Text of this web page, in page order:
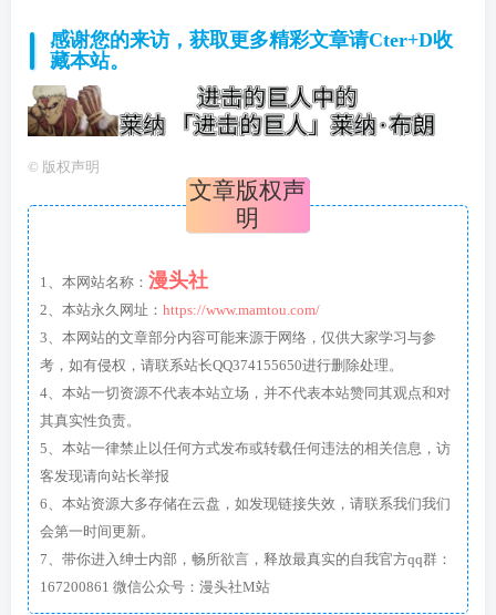
感谢您的来访，获取更多精彩文章请Cter+D收
藏本站。
© 版权声明
文章版权声
明
1、本网站名称： 漫头社
2、本站永久网址： https://www.mamtou.com/
3、本网站的文章部分内容可能来源于网络，仅供大家学习与参
考，如有侵权，请联系站长QQ374155650进行删除处理。
4、本站一切资源不代表本站立场，并不代表本站赞同其观点和对
其真实性负责。
5、本站一律禁止以任何方式发布或转载任何违法的相关信息，访
客发现请向站长举报
6、本站资源大多存储在云盘，如发现链接失效，请联系我们我们
会第一时间更新。
7、带你进入绅士内部，畅所欲言，释放最真实的自我官方qq群：
167200861 微信公众号：漫头社M站